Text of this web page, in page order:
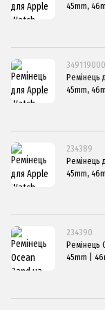
45mm,
Ремінець
45mm,
234389
Ремінець
45mm,
234390
Ремінець
45mm |